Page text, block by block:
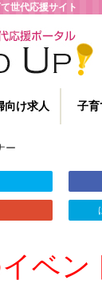
世代応援サイト
子育てや教育に役
を応援します！
向け求人 子育
ベン